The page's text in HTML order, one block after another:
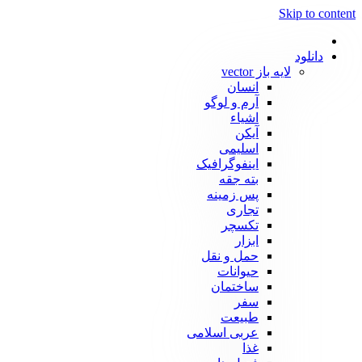
Skip to content
دانلود
لایه باز vector
انسان
آرم و لوگو
اشیاء
آیکن
اسلیمی
اینفوگرافیک
بته جقه
پس زمینه
تجاری
تکسچر
ابزار
حمل و نقل
حیوانات
ساختمان
سفر
طبیعت
عربی اسلامی
غذا